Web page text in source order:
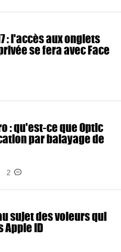
: l'accès aux onglets
se fera avec Face
: qu'est-ce que Optic
par balayage de
2
sujet des voleurs qui
ID